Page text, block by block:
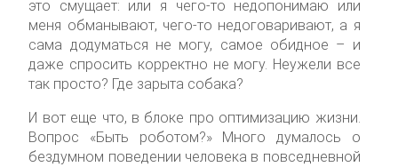
это смущает: или я чего-то недопонимаю или
меня обманывают, чего-то недоговаривают, а я
сама додуматься не могу, самое обидное – и
даже спросить корректно не могу. Неужели все
так просто? Где зарыта собака?
И вот еще что, в блоке про оптимизацию жизни.
Вопрос «Быть роботом?» Много думалось о
бездумном поведении человека в повседневной